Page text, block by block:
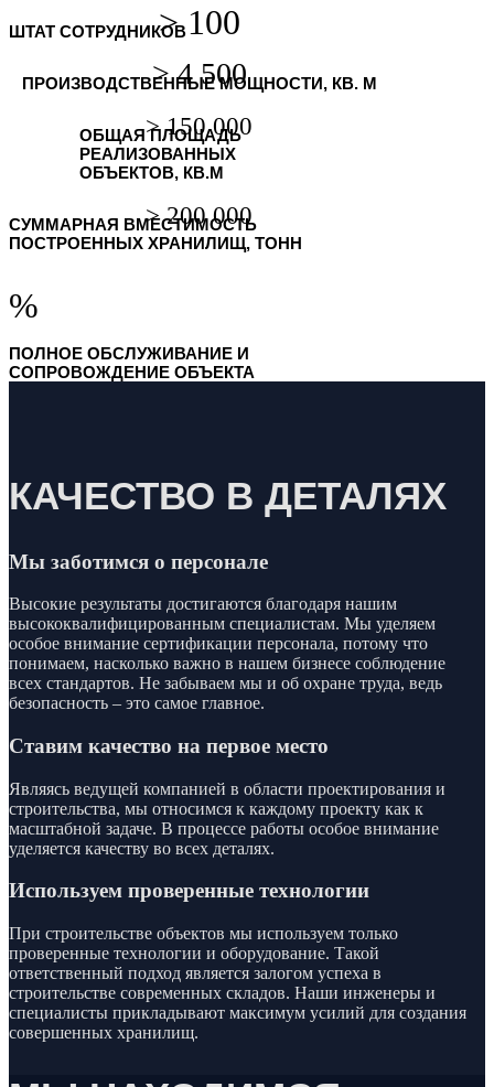
ШТАТ СОТРУДНИКОВ
ПРОИЗВОДСТВЕННЫЕ МОЩНОСТИ, КВ. М
ОБЩАЯ ПЛОЩАДЬ
РЕАЛИЗОВАННЫХ
ОБЪЕКТОВ, КВ.М
СУММАРНАЯ ВМЕСТИМОСТЬ
ПОСТРОЕННЫХ ХРАНИЛИЩ, ТОНН
%
ПОЛНОЕ ОБСЛУЖИВАНИЕ И
СОПРОВОЖДЕНИЕ ОБЪЕКТА
КАЧЕСТВО В ДЕТАЛЯХ
Мы заботимся о персонале
Высокие результаты достигаются благодаря нашим
высококвалифицированным специалистам. Мы уделяем
особое внимание сертификации персонала, потому что
понимаем, насколько важно в нашем бизнесе соблюдение
всех стандартов. Не забываем мы и об охране труда, ведь
безопасность – это самое главное.
Ставим качество на первое место
Являясь ведущей компанией в области проектирования и
строительства, мы относимся к каждому проекту как к
масштабной задаче. В процессе работы особое внимание
уделяется качеству во всех деталях.
Используем проверенные технологии
При строительстве объектов мы используем только
проверенные технологии и оборудование. Такой
ответственный подход является залогом успеха в
строительстве современных складов. Наши инженеры и
специалисты прикладывают максимум усилий для создания
совершенных хранилищ.